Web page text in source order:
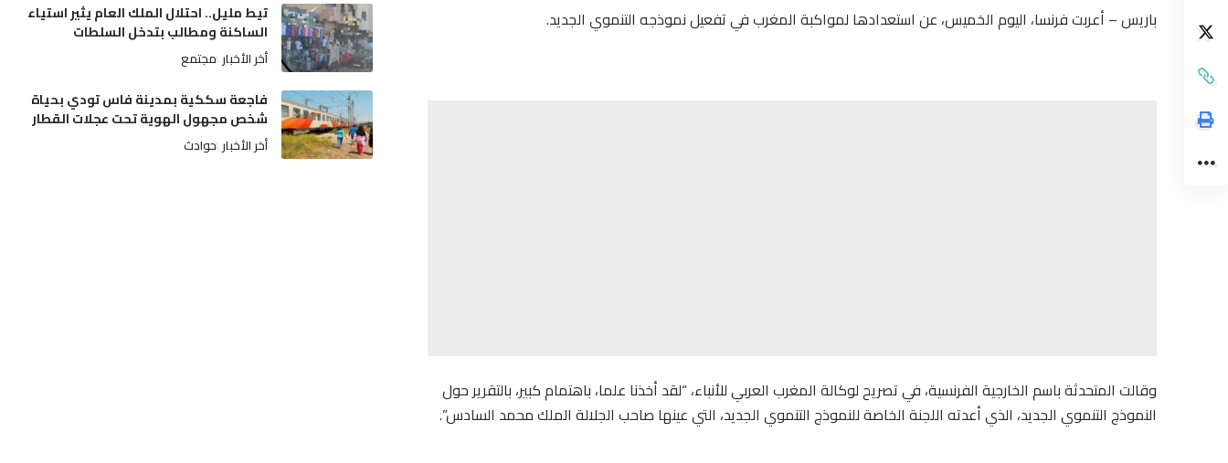
باريس – أعربت فرنسا، اليوم الخميس، عن استعدادها لمواكبة المغرب في تفعيل نموذجه التنموي الجديد.
وقالت المتحدثة باسم الخارجية الفرنسية، في تصريح لوكالة المغرب العربي للأنباء، “لقد أخذنا علما، باهتمام كبير، بالتقرير حول
النموذج التنموي الجديد، الذي أعدته اللجنة الخاصة للنموذج التنموي الجديد، التي عينها صاحب الجلالة الملك محمد السادس”.
تيط مليل.. احتلال الملك العام يثير استياء
الساكنة ومطالب بتدخل السلطات
أخر الأخبار مجتمع
فاجعة سككية بمدينة فاس تودي بحياة
شخص مجهول الهوية تحت عجلات القطار
أخر الأخبار حوادث